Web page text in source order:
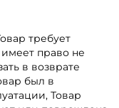
требует
право не
в возврате
был в
Товар